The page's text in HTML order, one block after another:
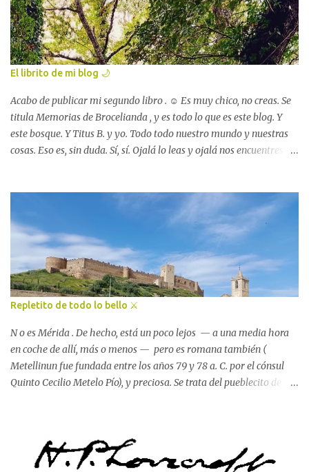
rozándolo, casi pisándole las pezuñas… Se llama Calígula, por
aquello de que su amo es un historiador fracasado. Tiene las crines
blancas trenzadas y la cola larga que apenas mueve para sacudirse
una mosca. Tiene muchos años y unas orejeras que no le dejan ver
también, sentado en la lustro...
El librito de mi blog 🌙
Acabo de publicar mi segundo libro . ☺️ Es muy chico, no creas. Se
titula Memorias de Brocelianda , y es todo lo que es este blog. Y
este bosque. Y Titus B. y yo. Todo todo nuestro mundo y nuestras
cosas. Eso es, sin duda. Sí, sí. Ojalá lo leas y ojalá nos encuentres
al duende lo arropa la colcha de lino verde kiwi en cuantito tiene
algo de frío. Y que sea tu refugio , también. Y que me lo digas, si
puedes (o si quieres)... que me digas que lo conoces, que lo tienes
entre tus dedos, que te acompaña, que me harás muy feliz. 😇 📍
amazon.com/author/lolaperezgarcia 💫
Repletito de todo lo bello ⚔️
N o es Mérida . De hecho, está un poco lejos — a una media hora
en coche de allí, más o menos — pero es romana también (
Metellinun fue fundada entre los años 79 y 78 a. C. por el cónsul
Quinto Cecilio Metelo Pío), y preciosa. Se trata del pueblecito de
ver, echa cuenta de lo que descubrí paso tras paso y ya verás como
acabas sacando una conclusión bastante bastante parecida. Es la